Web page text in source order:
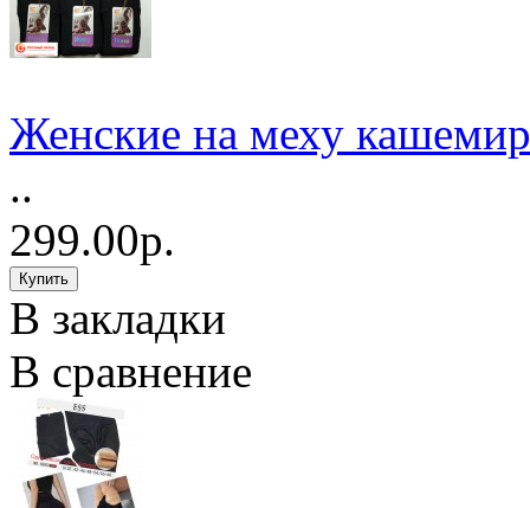
Женские на меху
..
299.00р.
В закладки
В сравнение